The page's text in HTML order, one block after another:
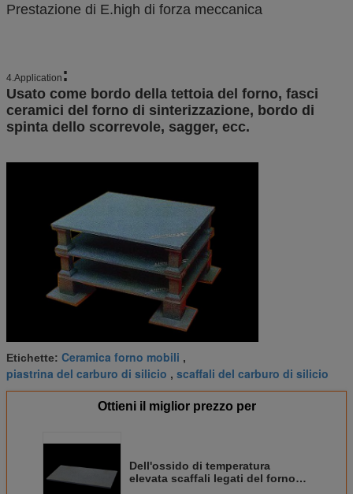
Prestazione di E.high di forza meccanica
4.Application :
Usato come bordo della tettoia del forno, fasci
ceramici del forno di sinterizzazione, bordo di
spinta dello scorrevole, sagger, ecc.
Etichette: Ceramica forno mobili ,
piastrina del carburo di silicio , scaffali del carburo di silicio
Ottieni il miglior prezzo per
Dell'ossido di temperatura
elevata scaffali legati del forno